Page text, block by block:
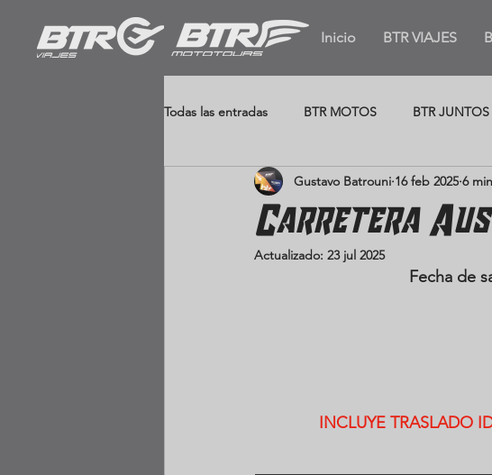
Inicio BTR VIAJES
Todas las entradas BTR MOTOS BTR JUNTOS
Africa
Carretera
Gustavo Batrouni 16 feb 2025 6
Actualizado: 23 jul 2025
Fecha de
INCLUYE TRASLADO